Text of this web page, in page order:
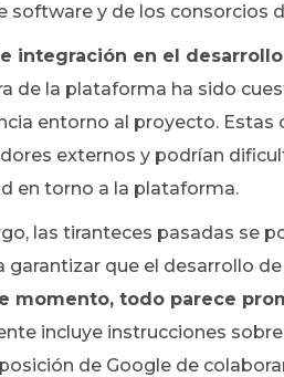
software y de los consorcios
integración en el
de la plataforma ha sido
entorno al proyecto.
externos y podrían
en torno a la plataforma.
las tiranteces pasadas se
garantizar que el desarrollo
momento, todo parece
incluye instrucciones
de Google de